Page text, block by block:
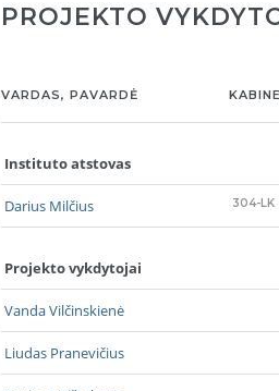
PROJEKTO
VARDAS, PAVARDĖ
Instituto atstovas
Darius Milčius 304-LK
Projekto vykdytojai
Vanda Vilčinskienė
Liudas Pranevičius